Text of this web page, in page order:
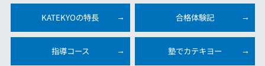
KATEKYOの特長 合格体験記
指導コース 塾でカテキヨー